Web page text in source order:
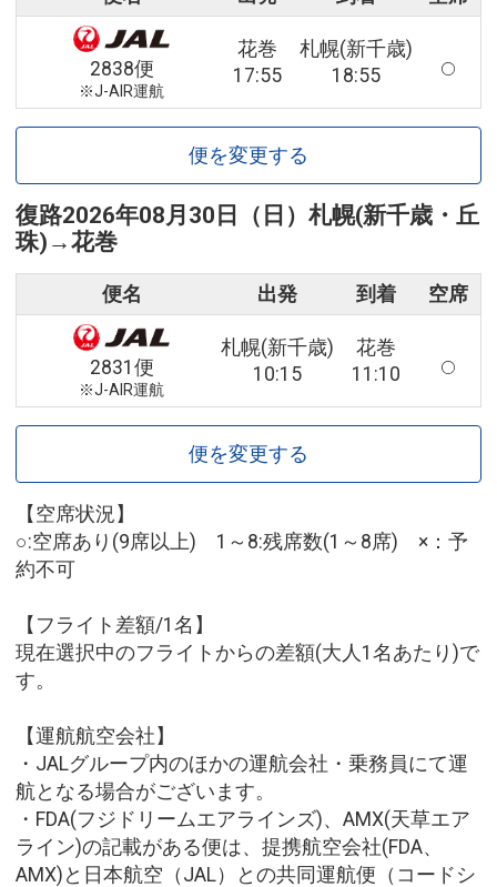
2838便
※J-AIR運航
花巻
17:55
札幌(新千歳)
18:55
便を変更する
復路2026年08月30日（日） 札幌(新千歳・丘
珠) →花巻
便名 出発 到着 空席
2831便
※J-AIR運航
札幌(新千歳)
10:15
花巻
11:10
便を変更する
【空席状況】
○:空席あり(9席以上) 1～8:残席数(1～8席) ×：予
約不可
【フライト差額/1名】
現在選択中のフライトからの差額(大人1名あたり)で
す。
【運航航空会社】
・JALグループ内のほかの運航会社・乗務員にて運
航となる場合がございます。
・FDA(フジドリームエアラインズ)、AMX(天草エア
ライン)の記載がある便は、提携航空会社(FDA、
AMX)と日本航空（JAL）との共同運航便（コードシ